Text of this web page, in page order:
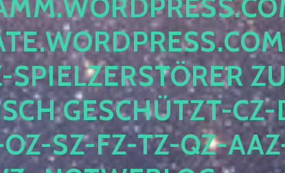
GESCHÜTZT-CZ-
SZ-FZ-TZ-QZ-AAZ-